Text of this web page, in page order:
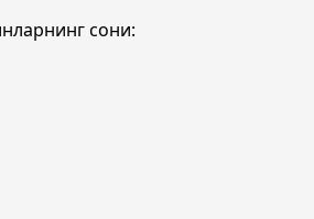
сони: